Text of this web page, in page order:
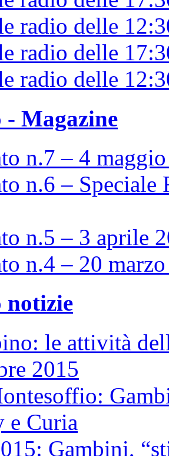
radio delle
radio delle
radio delle
Magazine
n.7 – 4
n.6 – Speciale
n.5 – 3 aprile
n.4 – 20
notizie
le attività
2015
e Curia
Gambini,